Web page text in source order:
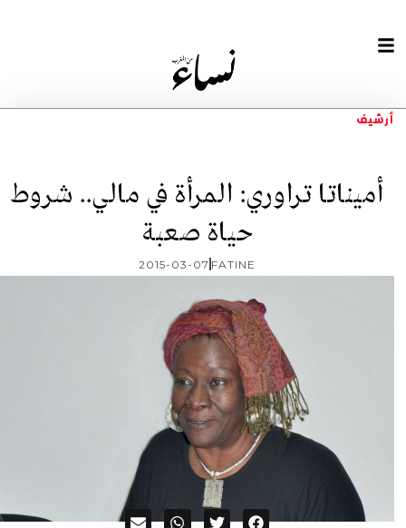
أرشيف
أميناتا تراوري: المرأة في مالي.. شروط
حياة صعبة
FATINE
2015-03-07